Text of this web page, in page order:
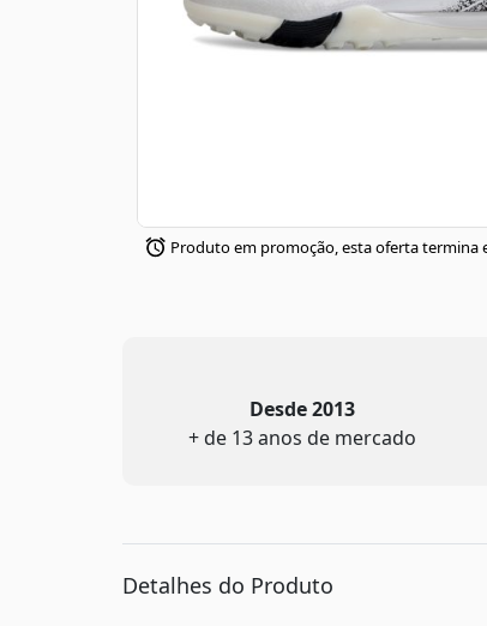
Produto em promoção, esta oferta termina
Desde 2013
+ de 13 anos de mercado
Detalhes do Produto